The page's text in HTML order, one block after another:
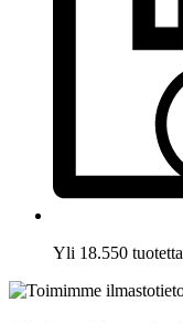
Yli 18.550 tuotetta